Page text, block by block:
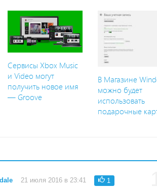
Сервисы Xbox Music
и Video могут
получить новое имя
— Groove
В Магазине
можно будет
использовать
подарочные
21 июля 2016 в 23:41 1